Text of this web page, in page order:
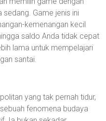
Game jenis ini
kemenangan kecil
saldo Anda tidak cepat
lama untuk mempelajari
santai.
yang tak pernah tidur,
fenomena budaya